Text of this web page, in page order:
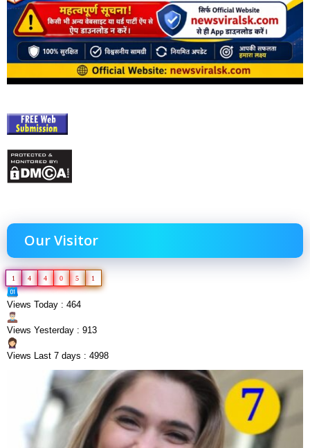
Our Visitor
1 4 4 0 5 1
Views Today : 464
Views Yesterday : 913
Views Last 7 days : 4998